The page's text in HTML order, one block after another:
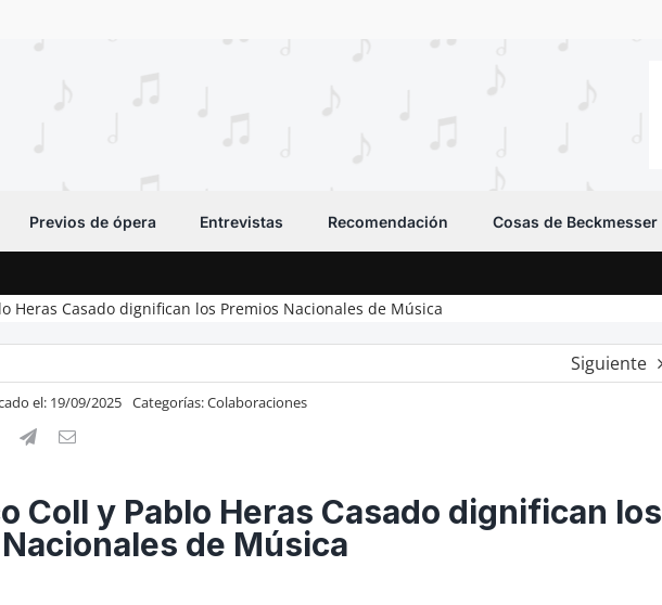
Previos de ópera Entrevistas Recomendación Cosas de Beckmesser
Heras Casado dignifican los Premios Nacionales de Música
Siguiente
el: 19/09/2025 Categorías:Colaboraciones
Coll y Pablo Heras Casado dignifican los
de Música